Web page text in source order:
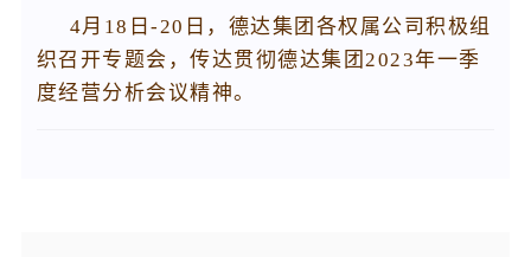
4月18日-20日，德达集团各权属公司积极组
织召开专题会，传达贯彻德达集团2023年一季
度经营分析会议精神。